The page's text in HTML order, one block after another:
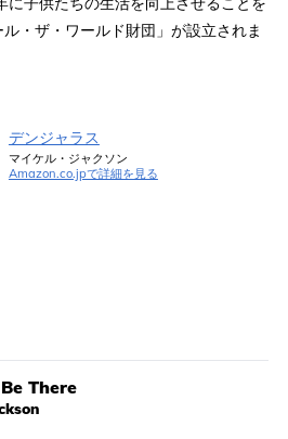
・ザ・ワールド財団」が設立されま
デンジャラス
マイケル・ジャクソン
Amazon.co.jpで詳細を見る
There